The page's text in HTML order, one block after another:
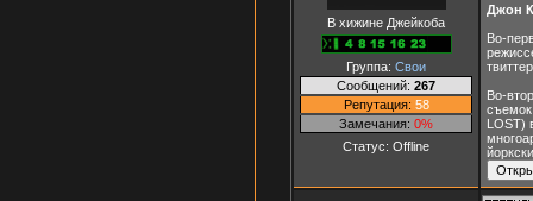
В хижине Джейкоба
Группа: Свои
Сообщений: 267
Репутация: 58
Замечания: 0%
Статус: Offline
Джон
Во-
Во-
LOST)